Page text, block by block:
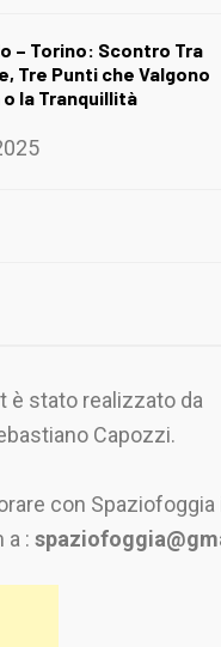
– Torino: Scontro Tra
Tre Punti che Valgono
o la Tranquillità
è stato realizzato da
Capozzi.
con Spaziofoggia
a :